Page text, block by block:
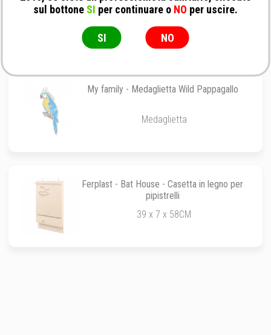
9,3 x 7 x h 2CM
My family - Medaglietta Wild Pappagallo
Medaglietta
Ferplast - Bat House - Casetta in legno per
pipistrelli
39 x 7 x 58CM
sul bottone SI per continuare o NO per uscire.
SI NO